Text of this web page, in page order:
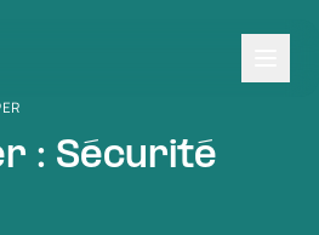
: Sécurité